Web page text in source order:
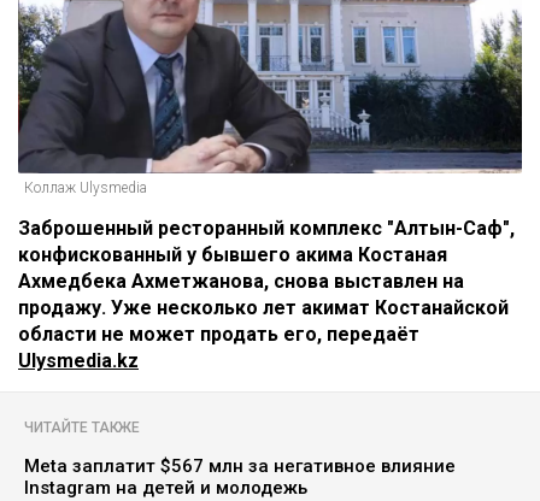
Коллаж Ulysmedia
Заброшенный ресторанный комплекс "Алтын-Саф",
конфискованный у бывшего акима Костаная
Ахмедбека Ахметжанова, снова выставлен на
продажу. Уже несколько лет акимат Костанайской
области не может продать его, передаёт
Ulysmedia.kz
ЧИТАЙТЕ ТАКЖЕ
Meta заплатит $567 млн за негативное влияние
Instagram на детей и молодежь